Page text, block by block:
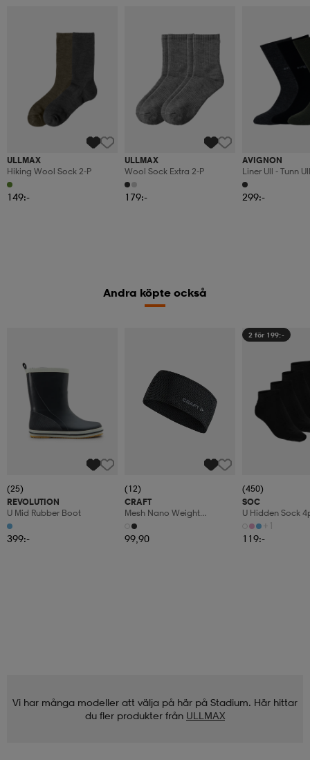
ULLMAX
Hiking Wool Sock 2-P
149:-
ULLMAX
Wool Sock Extra 2-P
179:-
AVIGNON
Liner Ull - Tunn
3-Pack -
299:-
Andra köpte också
(25)
REVOLUTION
U Mid Rubber Boot
399:-
(12)
CRAFT
Mesh Nano Weight
Headband
99,90
2 för 199:-
(450)
SOC
U Hidden Sock
+1
119:-
Vi har många modeller att välja på här på Stadium. Här hittar
du fler produkter från ULLMAX